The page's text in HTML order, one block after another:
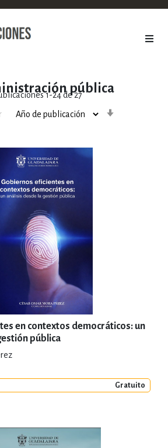
pública
1-24de27
en contextos democráticos: un
pública
Gratuito